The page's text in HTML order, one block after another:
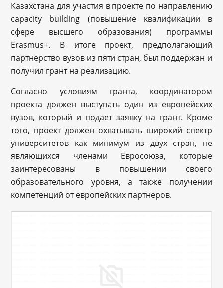
Казахстана для участия в проекте по направлению
capacity building (повышение квалификации в
сфере высшего образования) программы
Erasmus+. В итоге проект, предполагающий
партнерство вузов из пяти стран, был поддержан и
получил грант на реализацию.
Согласно условиям гранта, координатором
проекта должен выступать один из европейских
вузов, который и подает заявку на грант. Кроме
того, проект должен охватывать широкий спектр
университетов как минимум из двух стран, не
являющихся членами Евросоюза, которые
заинтересованы в повышении своего
образовательного уровня, а также получении
компетенций от европейских партнеров.